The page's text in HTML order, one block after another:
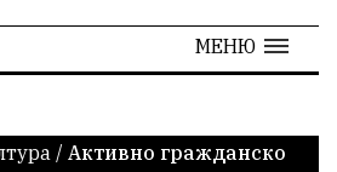
МЕНЮ
/ Активно гражданско